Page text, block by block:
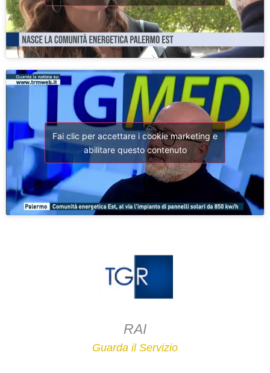
Fai clic per accettare i cookie marketing e
abilitare questo contenuto
RAI
Guarda il Servizio